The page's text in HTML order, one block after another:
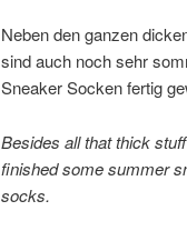
Neben den ganzen
sind auch noch sehr
Sneaker Socken fertig
Besides all that thick
finished some summer
socks.